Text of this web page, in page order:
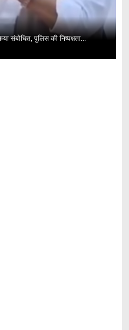
संबोधित, पुलिस की निष्पक्षता...